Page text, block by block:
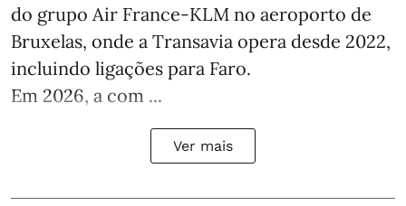
do grupo Air France-KLM no aeroporto de
Bruxelas, onde a Transavia opera desde 2022,
incluindo ligações para Faro.
Em 2026, a com ...
Ver mais